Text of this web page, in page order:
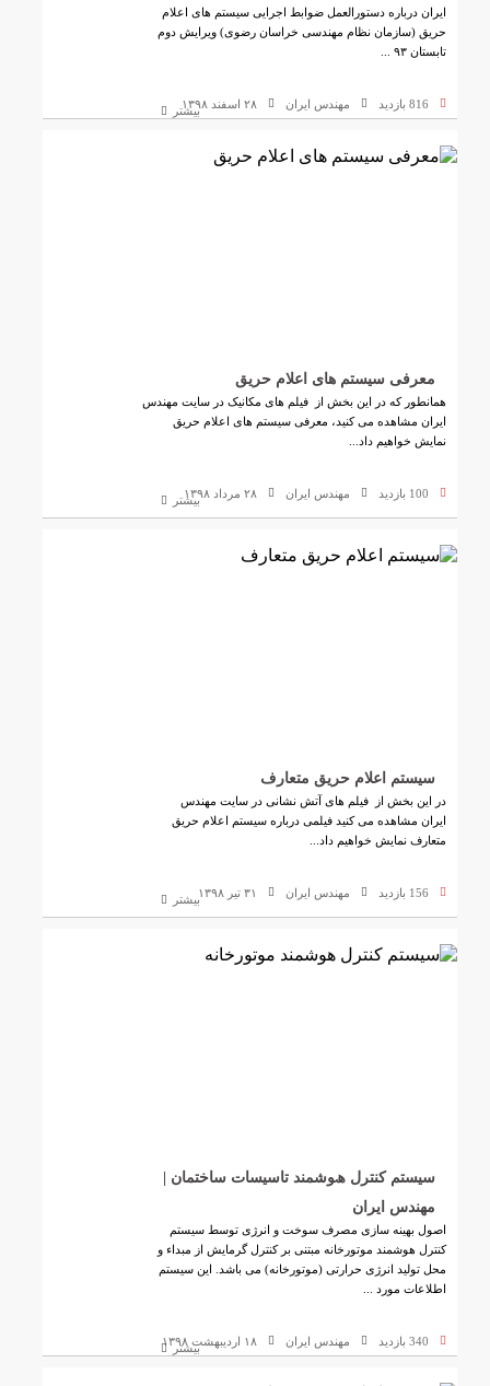
ایران درباره دستورالعمل ضوابط اجرایی سیستم های اعلام
حریق (سازمان نظام مهندسی خراسان رضوی) ویرایش دوم
تابستان ۹۳ ...
816 بازدید مهندس ایران ۲۸ اسفند ۱۳۹۸ بیشتر
معرفی سیستم های اعلام حریق
همانطور که در این بخش از فیلم های مکانیک در سایت مهندس
ایران مشاهده می کنید، معرفی سیستم های اعلام حریق
نمایش خواهیم داد...
100 بازدید مهندس ایران ۲۸ مرداد ۱۳۹۸ بیشتر
سیستم اعلام حریق متعارف
در این بخش از فیلم های آتش نشانی در سایت مهندس
ایران مشاهده می کنید فیلمی درباره سیستم اعلام حریق
متعارف نمایش خواهیم داد...
156 بازدید مهندس ایران ۳۱ تیر ۱۳۹۸ بیشتر
ﺳﯿﺴﺘﻢ ﮐﻨﺘﺮل ھﻮﺷﻤﻨﺪ ﺗﺎﺳﯿﺴﺎت ﺳﺎﺧﺘﻤﺎن |
مهندس ایران
اﺻﻮل بهینه ﺳﺎزی ﻣﺼﺮف ﺳﻮﺧﺖ و اﻧﺮژی ﺗﻮﺳﻂ ﺳﯿﺴﺘﻢ
ﮐﻨﺘﺮل ﻫﻮﺷﻤﻨﺪ ﻣﻮﺗﻮرﺧﺎﻧﻪ ﻣﺒﺘﻨﯽ ﺑﺮ ﮐﻨﺘﺮل ﮔﺮﻣﺎﯾﺶ از ﻣﺒﺪاء و
ﻣﺤﻞ ﺗﻮﻟﯿﺪ اﻧﺮژی ﺣﺮارﺗﯽ (ﻣﻮﺗﻮرﺧﺎنه) ﻣﯽ ﺑﺎﺷﺪ. اﯾﻦ ﺳﯿﺴﺘﻢ
اﻃﻼﻋﺎت مورد ...
340 بازدید مهندس ایران ۱۸ اردیبهشت ۱۳۹۸ بیشتر